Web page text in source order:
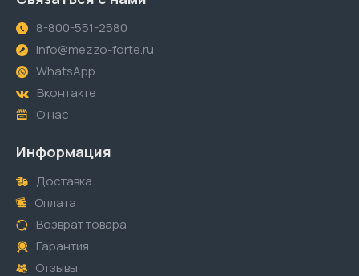
8-800-551-2580
info@mezzo-forte.ru
WhatsApp
Вконтакте
О нас
Информация
Доставка
Оплата
Возврат товара
Гарантия
Отзывы